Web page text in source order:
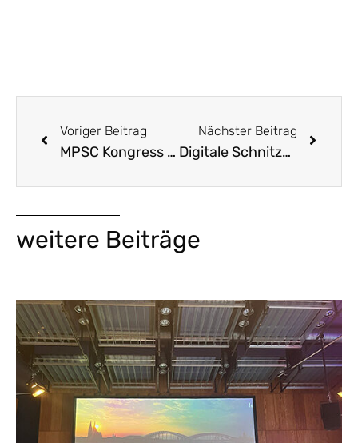
Voriger Beitrag
MPSC Kongress Leipzig
Nächster Beitrag
Digitale Schnitzeljagd
weitere Beiträge